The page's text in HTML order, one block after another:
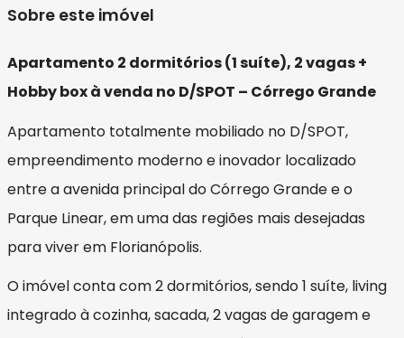
Sobre este imóvel
Apartamento 2 dormitórios (1 suíte), 2 vagas +
Hobby box à venda no D/SPOT – Córrego Grande
Apartamento totalmente mobiliado no D/SPOT,
empreendimento moderno e inovador localizado
entre a avenida principal do Córrego Grande e o
Parque Linear, em uma das regiões mais desejadas
para viver em Florianópolis.
O imóvel conta com 2 dormitórios, sendo 1 suíte, living
integrado à cozinha, sacada, 2 vagas de garagem e